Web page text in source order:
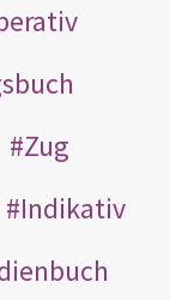
Zug
Indikativ